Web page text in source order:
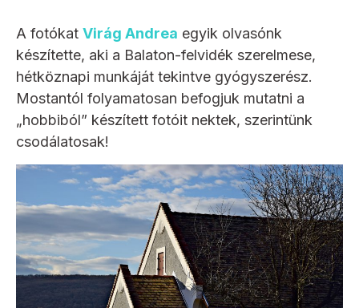
A fotókat Virág Andrea egyik olvasónk
készítette, aki a Balaton-felvidék szerelmese,
hétköznapi munkáját tekintve gyógyszerész.
Mostantól folyamatosan befogjuk mutatni a
„hobbiból” készített fotóit nektek, szerintünk
csodálatosak!